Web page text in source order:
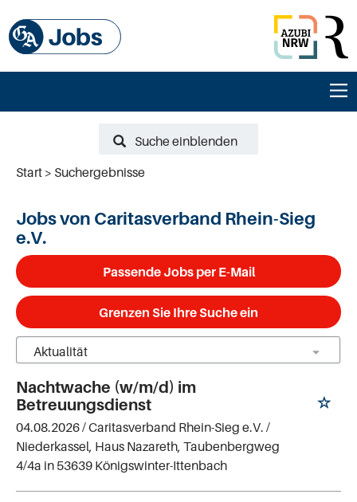
Suche einblenden
Start
Suchergebnisse
Jobs von Caritasverband Rhein-Sieg
e.V.
Passende Jobs per E-Mail
Grenzen Sie Ihre Suche ein
Nachtwache (w/m/d) im
Betreuungsdienst
04.08.2026 /Caritasverband Rhein-Sieg e.V. /
Niederkassel, Haus Nazareth, Taubenbergweg
4/4a in 53639 Königswinter-Ittenbach